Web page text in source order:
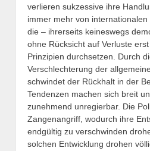
verlieren sukzessive ihre
immer mehr von
die – ihrerseits keineswegs
ohne Rücksicht auf Verluste
Prinzipien durchsetzen. Durch
Verschlechterung der
schwindet der Rückhalt in der
Tendenzen machen sich breit
zunehmend unregierbar. Die
Zangenangriff, wodurch ihre
endgültig zu verschwinden
solchen Entwicklung drohen